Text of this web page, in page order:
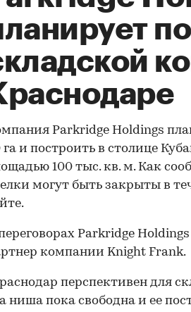
Parkridge Holdings
га и построить в столице
100 тыс. кв. м. Как
могут быть закрыты в
Parkridge
компании Knight Frank.
перспективен для
ниша пока свободна и ее